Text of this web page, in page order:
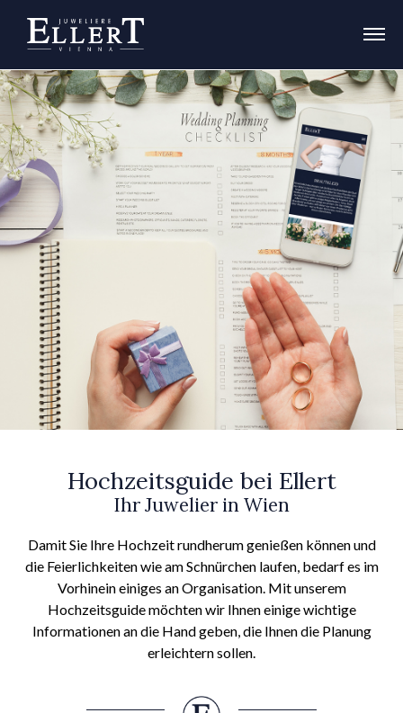
Hochzeitsguide bei Ellert
Ihr Juwelier in Wien
Damit Sie Ihre Hochzeit rundherum genießen können und
die Feierlichkeiten wie am Schnürchen laufen, bedarf es im
Vorhinein einiges an Organisation. Mit unserem
Hochzeitsguide möchten wir Ihnen einige wichtige
Informationen an die Hand geben, die Ihnen die Planung
erleichtern sollen.